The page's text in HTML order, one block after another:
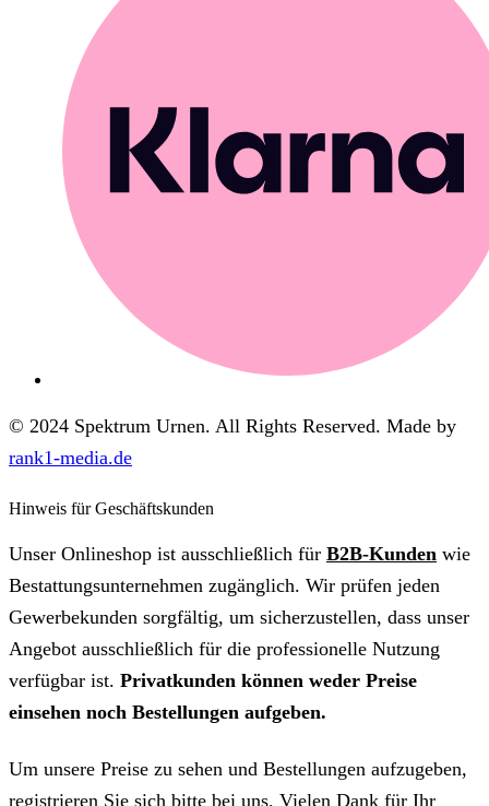
© 2024 Spektrum Urnen. All Rights Reserved. Made by
rank1-media.de
Hinweis für Geschäftskunden
Unser Onlineshop ist ausschließlich für B2B-Kunden wie
Bestattungsunternehmen zugänglich. Wir prüfen jeden
Gewerbekunden sorgfältig, um sicherzustellen, dass unser
Angebot ausschließlich für die professionelle Nutzung
verfügbar ist. Privatkunden können weder Preise
einsehen noch Bestellungen aufgeben.
Um unsere Preise zu sehen und Bestellungen aufzugeben,
registrieren Sie sich bitte bei uns. Vielen Dank für Ihr